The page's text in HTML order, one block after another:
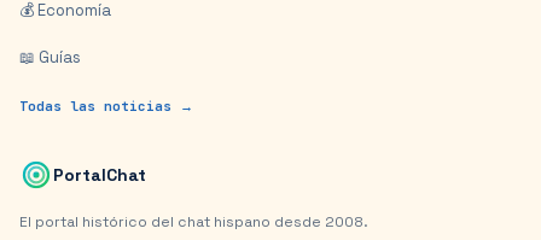
💰 Economía
📖 Guías
Todas las noticias →
PortalChat
El portal histórico del chat hispano desde 2008.